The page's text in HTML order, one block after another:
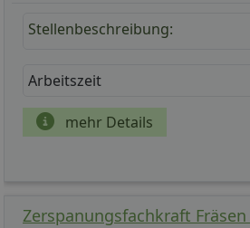
Stellenbeschreibung:
Arbeitszeit
mehr Details
Zerspanungsfachkraft